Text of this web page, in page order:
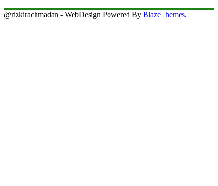
@rizkirachmadan - WebDesign Powered By BlazeThemes.